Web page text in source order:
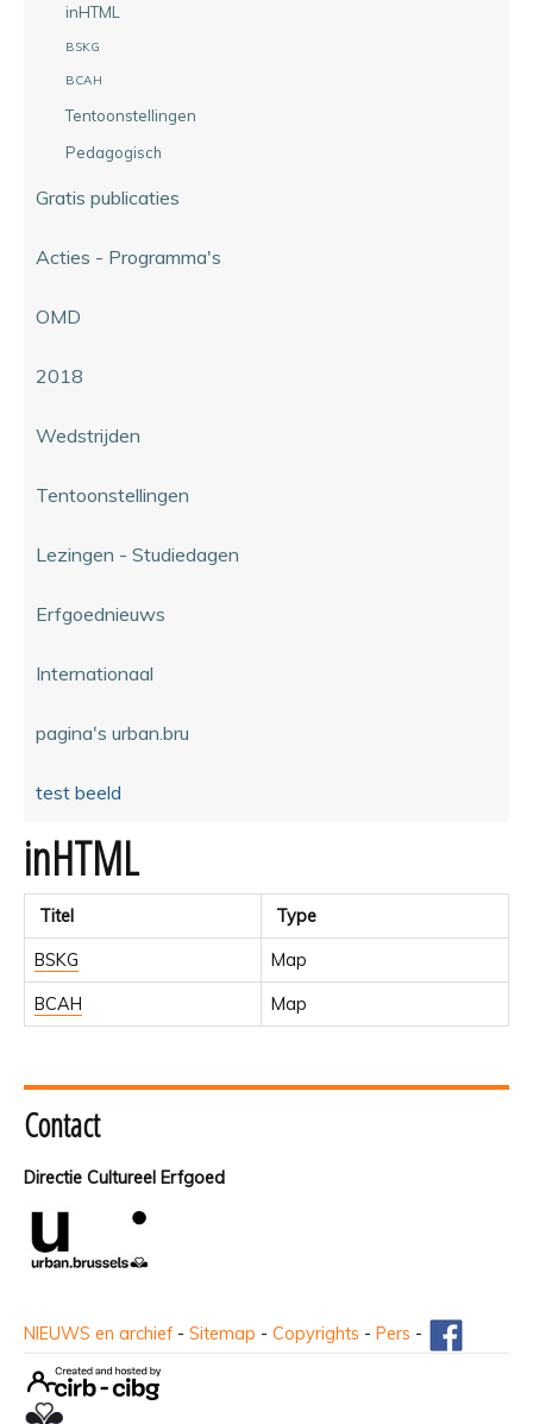
inHTML
BSKG
BCAH
Tentoonstellingen
Pedagogisch
Gratis publicaties
Acties - Programma's
OMD
2018
Wedstrijden
Tentoonstellingen
Lezingen - Studiedagen
Erfgoednieuws
Internationaal
pagina's urban.bru
test beeld
inHTML
Titel Type
BSKG Map
BCAH Map
Contact
Directie Cultureel Erfgoed
NIEUWS en archief - Sitemap - Copyrights - Pers -